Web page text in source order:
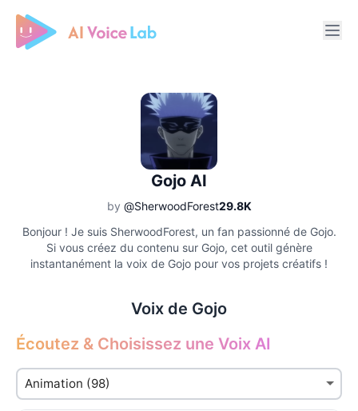
Free AI Cover & AI Voice Over
Gojo AI
by @SherwoodForest29.8K
Bonjour ! Je suis SherwoodForest, un fan passionné de Gojo.
Si vous créez du contenu sur Gojo, cet outil génère
instantanément la voix de Gojo pour vos projets créatifs !
Voix de Gojo
Écoutez & Choisissez une Voix AI